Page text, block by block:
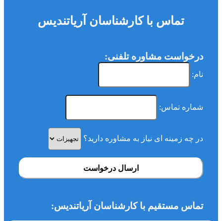
تماس با کارشناسان آریاتندیس
درخواست مشاوره تلفنی:
نام:
شماره تماس:
در چه زمینه ای نیاز به مشاوره دارید؟
ارسال درخواست
تماس مستقیم با کارشناسان آریاتندیس: